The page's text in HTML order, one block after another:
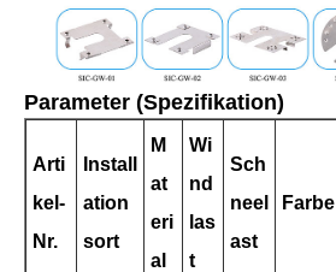
Parameter (Spezifikation)
Arti
kel-
Nr.
Install
ation
sort
M
at
eri
al
Wi
nd
las
t
Sch
neel
ast
Farbe